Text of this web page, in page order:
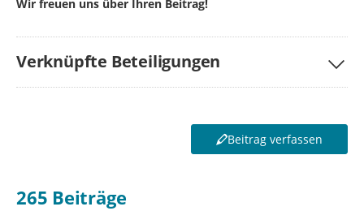
Wir freuen uns über Ihren Beitrag!
Verknüpfte Beteiligungen
Beitrag verfassen
265 Beiträge